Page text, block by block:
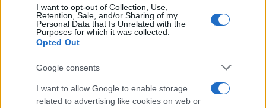
I want to opt-out of Collection, Use,
Retention, Sale, and/or Sharing of my
Personal Data that Is Unrelated with the
Purposes for which it was collected.
Opted Out
Google consents
I want to allow Google to enable storage
related to advertising like cookies on web or